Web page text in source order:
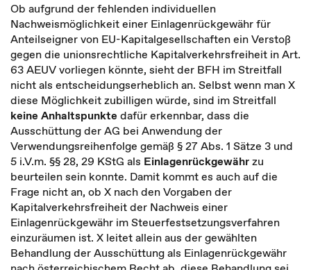
Ob aufgrund der fehlenden individuellen
Nachweismöglichkeit einer Einlagenrückgewähr für
Anteilseigner von EU-Kapitalgesellschaften ein Verstoß
gegen die unionsrechtliche Kapitalverkehrsfreiheit in Art.
63 AEUV vorliegen könnte, sieht der BFH im Streitfall
nicht als entscheidungserheblich an. Selbst wenn man X
diese Möglichkeit zubilligen würde, sind im Streitfall
keine Anhaltspunkte dafür erkennbar, dass die
Ausschüttung der AG bei Anwendung der
Verwendungsreihenfolge gemäß § 27 Abs. 1 Sätze 3 und
5 i.V.m. §§ 28, 29 KStG als Einlagenrückgewährzu
beurteilen sein konnte. Damit kommt es auch auf die
Frage nicht an, ob X nach den Vorgaben der
Kapitalverkehrsfreiheit der Nachweis einer
Einlagenrückgewähr im Steuerfestsetzungsverfahren
einzuräumen ist. X leitet allein aus der gewählten
Behandlung der Ausschüttung als Einlagenrückgewähr